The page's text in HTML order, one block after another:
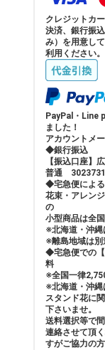
クレジットカ
決済、銀行振
み）を用意し
利用ください。
PayPal・Line
ました！
アカウントメ
◆銀行振込
【振込口座】
普通 3023731
◆宅急便によ
花束・アレン
の
小型商品は全
※北海道・沖縄
※離島地域は別
◆宅急便での【
料
※全国一律
※北海道・沖縄
スタンド花に
下さいませ。
送料選択等で
連絡させて頂
すがご協力の